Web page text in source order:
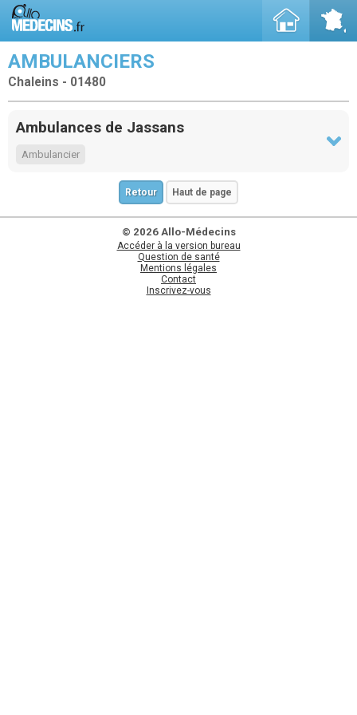
AMBULANCIERS
Chaleins - 01480
Ambulances de Jassans
Ambulancier
Retour Haut de page
© 2026 Allo-Médecins
Accéder à la version bureau
Question de santé
Mentions légales
Contact
Inscrivez-vous